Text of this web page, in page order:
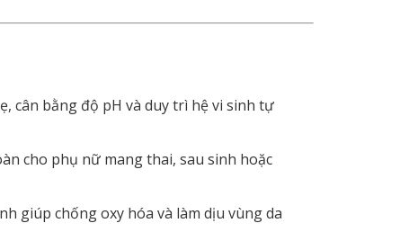
cân bằng độ pH và duytrì hệvi sinh tự
cho phụ nữ mangthai, sau sinh hoặc
giúp chốngoxy hóa và làm dịu vùngda